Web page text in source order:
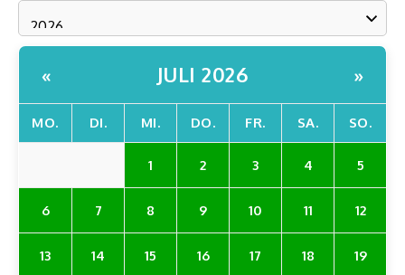
« JULI 2026 »
MO. DI. MI. DO. FR. SA. SO.
1 2 3 4 5
6 7 8 9 10 11 12
13 14 15 16 17 18 19